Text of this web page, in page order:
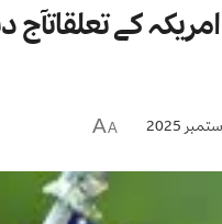
کے
A
A